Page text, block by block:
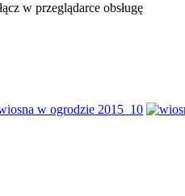
w przeglądarce obsługę